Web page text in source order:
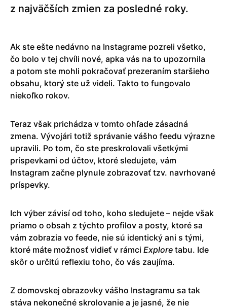
z najväčších zmien za posledné roky.
Ak ste ešte nedávno na Instagrame pozreli všetko,
čo bolo v tej chvíli nové, apka vás na to upozornila
a potom ste mohli pokračovať prezeraním staršieho
obsahu, ktorý ste už videli. Takto to fungovalo
niekoľko rokov.
Teraz však prichádza v tomto ohľade zásadná
zmena. Vývojári totiž správanie vášho feedu výrazne
upravili. Po tom, čo ste preskrolovali všetkými
príspevkami od účtov, ktoré sledujete, vám
Instagram začne plynule zobrazovať tzv. navrhované
príspevky.
Ich výber závisí od toho, koho sledujete – nejde však
priamo o obsah z týchto profilov a posty, ktoré sa
vám zobrazia vo feede, nie sú identický ani s tými,
ktoré máte možnosť vidieť v rámci Explore tabu. Ide
skôr o určitú reflexiu toho, čo vás zaujíma.
Z domovskej obrazovky vášho Instagramu sa tak
stáva nekonečné skrolovanie a je jasné, že nie